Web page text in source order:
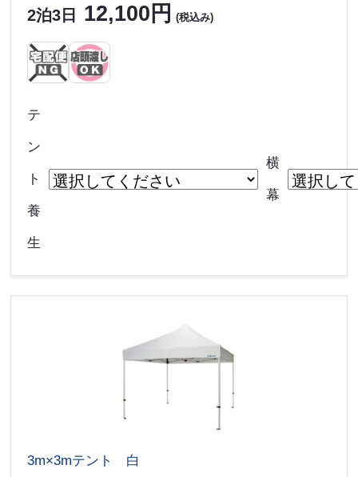
2泊3日 12,100円 (税込み)
テ
ン
ト
養
生
横
幕
3m×3mテント 白